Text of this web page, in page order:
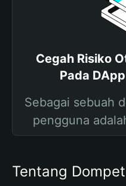
Cegah Risiko
Pada
Sebagai sebuah
pengguna
Tentang